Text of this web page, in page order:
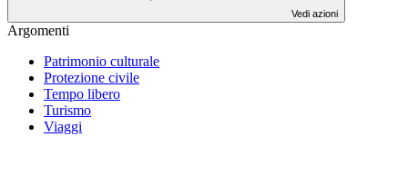
Vedi azioni
Argomenti
Patrimonio culturale
Protezione civile
Tempo libero
Turismo
Viaggi